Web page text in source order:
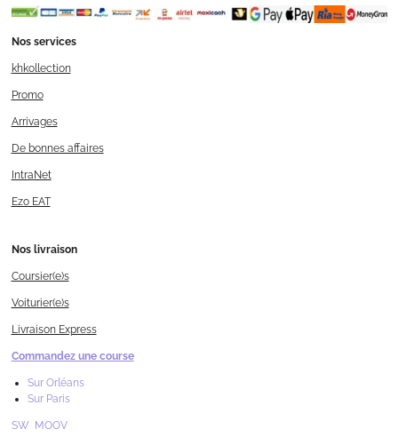
Nos services
khkollection
Promo
Arrivages
De bonnes affaires
IntraNet
Ezo EAT
Nos livraison
Coursier(e)s
Voiturier(e)s
Livraison Express
Commandez une course
Sur Orléans
Sur Paris
SW MOOV